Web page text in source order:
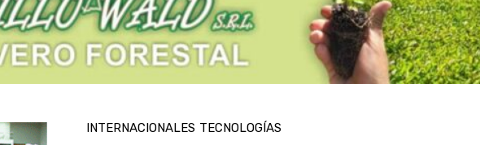
INTERNACIONALES TECNOLOGÍAS